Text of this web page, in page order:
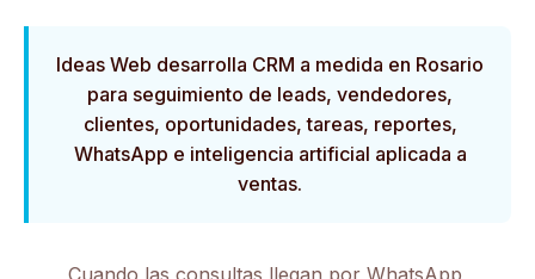
Ideas Web desarrolla CRM a medida en Rosario
para seguimiento de leads, vendedores,
clientes, oportunidades, tareas, reportes,
WhatsApp e inteligencia artificial aplicada a
ventas.
Cuando las consultas llegan por WhatsApp,